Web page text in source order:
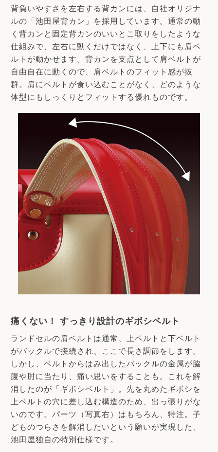
背負いやすさを左右する背カンには、自社オリジナ
ルの「池田屋背カン」を採用しています。通常の動
く背カンと固定背カンのいいとこ取りをしたような
仕組みで、左右に動くだけではなく、上下にも肩ベ
ルトが動かせます。背カンを支点として肩ベルトが
自由自在に動くので、肩ベルトのフィット感が抜
群。肩にベルトが食い込むことがなく、どのような
体型にもしっくりとフィットする優れものです。
痛くない！ すっきり設計のギボシベルト
ランドセルの肩ベルトは通常、上ベルトと下ベルト
がバックルで接続され、ここで長さ調節をします。
しかし、ベルトからはみ出したバックルの金属が脇
腹や肘に当たり、痛い思いをすることも。これを解
消したのが「ギボシベルト」。先を丸めたギボシを
上ベルトの穴に差し込む構造のため、出っ張りがな
いのです。パーツ（写真右）はもちろん、特注。子
どものつらさを解消したいという願いが実現した、
池田屋独自の特別仕様です。